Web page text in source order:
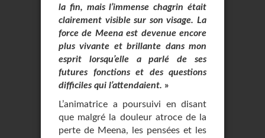
la fin, mais l’immense chagrin était
clairement visible sur son visage. La
force de Meena est devenue encore
plus vivante et brillante dans mon
esprit lorsqu’elle a parlé de ses
futures fonctions et des questions
difficiles qui l’attendaient. »
L’animatrice a poursuivi en disant
que malgré la douleur atroce de la
perte de Meena, les pensées et les